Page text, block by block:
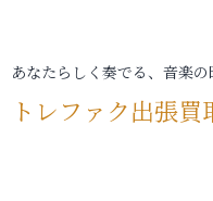
あなたらしく奏でる、音楽の
トレファク出張買